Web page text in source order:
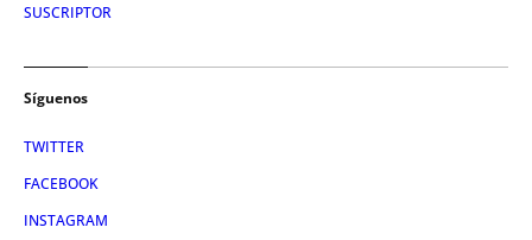
SUSCRIPTOR
Síguenos
TWITTER
FACEBOOK
INSTAGRAM